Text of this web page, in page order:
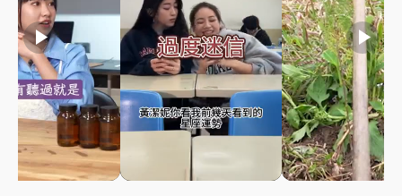
play_arrow play_arrow play_arrow